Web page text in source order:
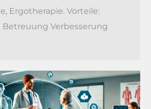
Ergotherapie. Vorteile:
Betreuung Verbesserung